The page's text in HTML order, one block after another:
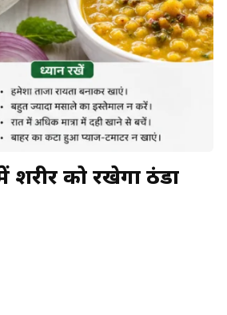
शरीर को रखेगा ठंडा